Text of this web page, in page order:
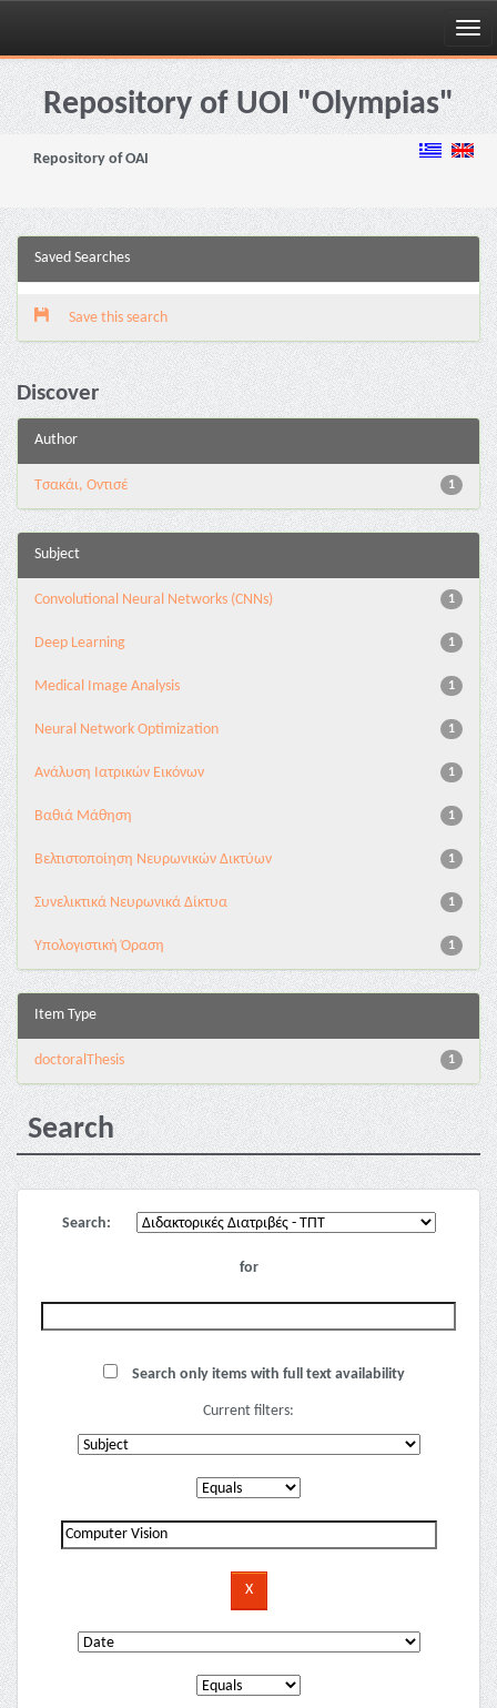
Skip
navigationRepository of UOI "Olympias"
Repository of OAI
Saved Searches
Save this search
Discover
Author
1
Τσακάι, Οντισέ
Subject
1
Convolutional Neural Networks (CNNs)
1
Deep Learning
1
Medical Image Analysis
1
Neural Network Optimization
1
Ανάλυση Ιατρικών Εικόνων
1
Βαθιά Μάθηση
1
Βελτιστοποίηση Νευρωνικών Δικτύων
1
Συνελικτικά Νευρωνικά Δίκτυα
1
Υπολογιστική Όραση
Item Type
1
doctoralThesis
Search
Search:
for
Search only items with full text availability
Current filters: